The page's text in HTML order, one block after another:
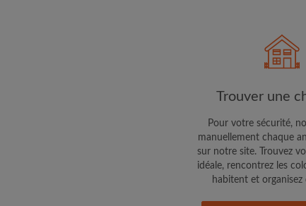
Faites part aux
colocataires de ce
exactement
Trouver une
Pour votre sécurité,
manuellement chaque
sur notre site. Trouvez
idéale, rencontrez les
habitent et organisez